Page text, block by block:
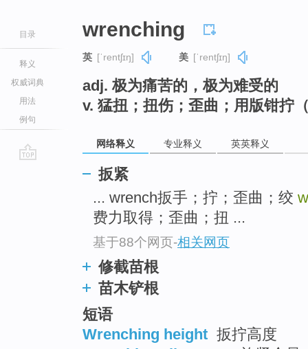
目录
释义
权威词典
用法
例句
wrenching
英 [ˈrentʃɪŋ] 美 [ˈrentʃɪŋ]
adj. 极为痛苦的，极为难受的
v. 猛扭；扭伤；歪曲；用版钳拧
网络释义 专业释义 英英释义
扳紧
... wrench扳手；拧；歪曲；绞
费力取得；歪曲；扭 ...
基于88个网页-相关网页
修截苗根
苗木铲根
短语
Wrenching height 扳拧高度